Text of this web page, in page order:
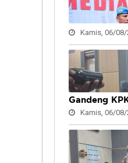
Kamis, 06/08/
Gandeng
Kamis, 06/08/